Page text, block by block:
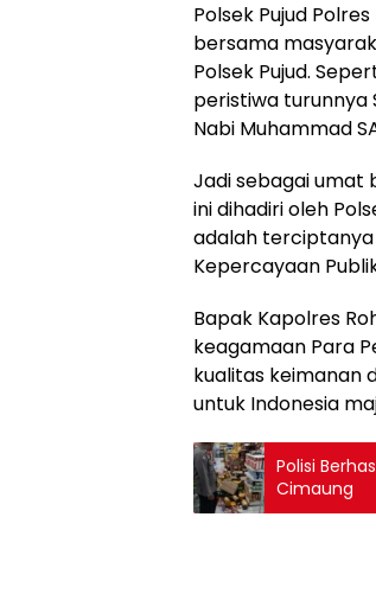
Polsek Pujud
bersama
Polsek Pujud.
peristiwa turunnya
Nabi Muhammad
Jadi sebagai umat
ini dihadiri oleh
adalah terciptanya
Kepercayaan
Bapak Kapolres
keagamaan Para
kualitas keimanan
untuk Indonesia
Polisi
Cimaung